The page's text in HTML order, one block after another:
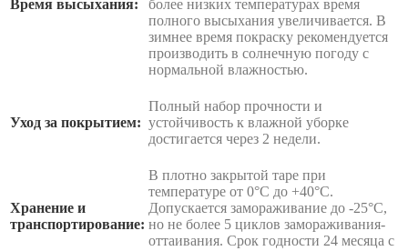
Время высыхания:
более низких температурах время
полного высыхания увеличивается. В
зимнее время покраску рекомендуется
производить в солнечную погоду с
нормальной влажностью.
Уход за покрытием:
Полный набор прочности и
устойчивость к влажной уборке
достигается через 2 недели.
Хранение и
транспортирование:
В плотно закрытой таре при
температуре от 0°С до +40°С.
Допускается замораживание до -25°С,
но не более 5 циклов замораживания-
оттаивания. Срок годности 24 месяца с